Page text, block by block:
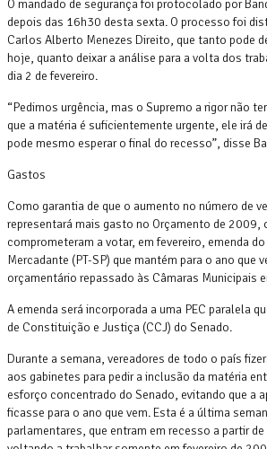
O mandado de segurança foi protocolado por
depois das 16h30 desta sexta. O processo foi
Carlos Alberto Menezes Direito, que tanto pode
hoje, quanto deixar a análise para a volta dos
dia 2 de fevereiro.
“Pedimos urgência, mas o Supremo a rigor não
que a matéria é suficientemente urgente, ele irá
pode mesmo esperar o final do recesso”, disse
Gastos
Como garantia de que o aumento no número de
representará mais gasto no Orçamento de 2009,
comprometeram a votar, em fevereiro, emenda
Mercadante (PT-SP) que mantém para o ano que
orçamentário repassado às Câmaras Municipais
A emenda será incorporada a uma PEC paralela
de Constituição e Justiça (CCJ) do Senado.
Durante a semana, vereadores de todo o país
aos gabinetes para pedir a inclusão da matéria
esforço concentrado do Senado, evitando que a
ficasse para o ano que vem. Esta é a última
parlamentares, que entram em recesso a partir